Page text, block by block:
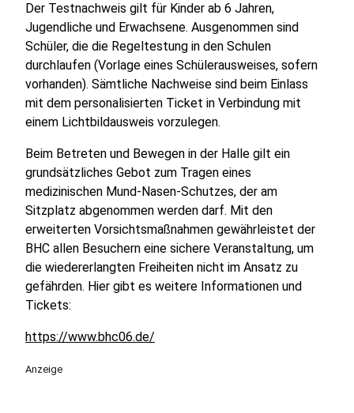
Der Testnachweis gilt für Kinder ab 6 Jahren,
Jugendliche und Erwachsene. Ausgenommen sind
Schüler, die die Regeltestung in den Schulen
durchlaufen (Vorlage eines Schülerausweises, sofern
vorhanden). Sämtliche Nachweise sind beim Einlass
mit dem personalisierten Ticket in Verbindung mit
einem Lichtbildausweis vorzulegen.
Beim Betreten und Bewegen in der Halle gilt ein
grundsätzliches Gebot zum Tragen eines
medizinischen Mund-Nasen-Schutzes, der am
Sitzplatz abgenommen werden darf. Mit den
erweiterten Vorsichtsmaßnahmen gewährleistet der
BHC allen Besuchern eine sichere Veranstaltung, um
die wiedererlangten Freiheiten nicht im Ansatz zu
gefährden. Hier gibt es weitere Informationen und
Tickets:
https://www.bhc06.de/
Anzeige